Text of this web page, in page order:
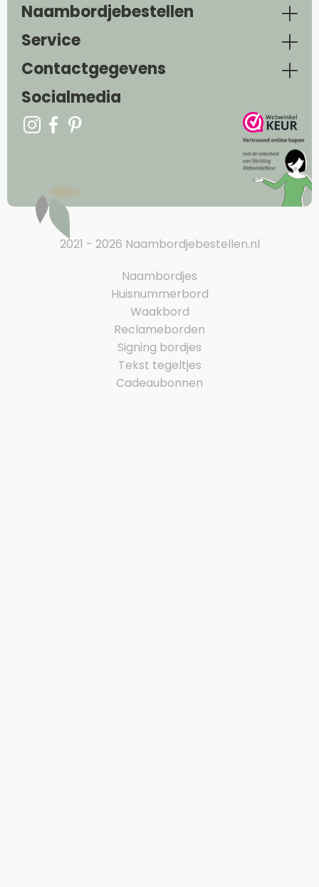
Naambordjebestellen
Service
Contactgegevens
Socialmedia
2021 - 2026 Naambordjebestellen.nl
Naambordjes
Huisnummerbord
Waakbord
Reclameborden
Signing bordjes
Tekst tegeltjes
Cadeaubonnen